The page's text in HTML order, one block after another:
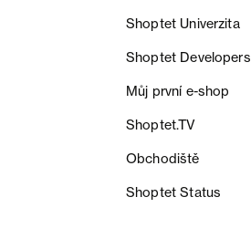
Shoptet Univerzita
Shoptet Developers
Můj první e-shop
Shoptet.TV
Obchodiště
Shoptet Status